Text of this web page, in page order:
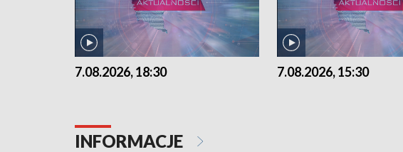
7.08.2026, 18:30 7.08.2026, 15:30
INFORMACJE